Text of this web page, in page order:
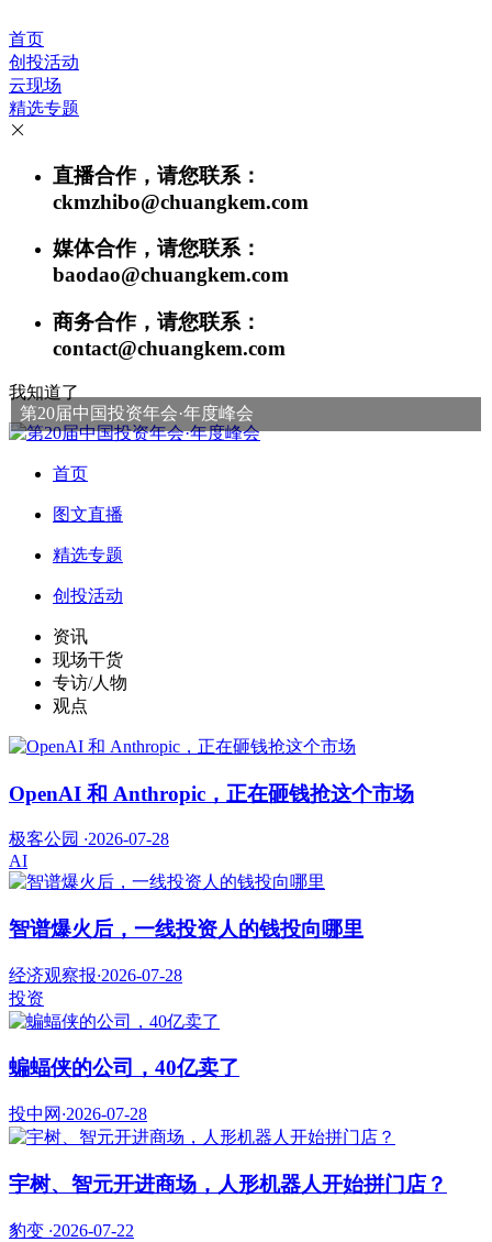
首页
创投活动
云现场
精选专题
直播合作，请您联系：
ckmzhibo@chuangkem.com
媒体合作，请您联系：
baodao@chuangkem.com
商务合作，请您联系：
contact@chuangkem.com
我知道了
第20届中国投资年会·年度峰会
首页
图文直播
精选专题
创投活动
资讯
现场干货
专访/人物
观点
OpenAI 和 Anthropic，正在砸钱抢这个市场
极客公园 ·2026-07-28
AI
智谱爆火后，一线投资人的钱投向哪里
经济观察报·2026-07-28
投资
蝙蝠侠的公司，40亿卖了
投中网 ·2026-07-28
宇树、智元开进商场，人形机器人开始拼门店？
豹变 ·2026-07-22